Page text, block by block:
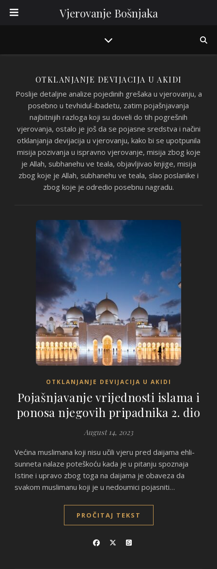
Vjerovanje Bošnjaka
OTKLANJANJE DEVIJACIJA U AKIDI
Poslije detaljne analize pojedinih grešaka u vjerovanju, a
posebno u tevhidul-ibadetu, zatim pojašnjavanja
najbitnijih razloga koji su doveli do tih pogrešnih
vjerovanja, ostalo je još da se pojasne sredstva i načini
otklanjanja devijacija u vjerovanju, kako bi se upotpunila
misija pozivanja u ispravno vjerovanje, misija zbog koje
je Allah, subhanehu ve teala, objavljivao knjige, misija
zbog koje je Allah, subhanehu ve teala, slao poslanike i
zbog koje je odredio posebnu nagradu.
OTKLANJANJE DEVIJACIJA U AKIDI
Pojašnjavanje vrijednosti islama i
ponosa njegovih pripadnika 2. dio
August 14, 2023
Većina muslimana koji nisu učili vjeru pred daijama ehli-
sunneta nalaze poteškoću kada je u pitanju spoznaja
Istine i upravo zbog toga na daijama je obaveza da
svakom muslimanu koji je u nedoumici pojasniti…
PROČITAJ TEKST